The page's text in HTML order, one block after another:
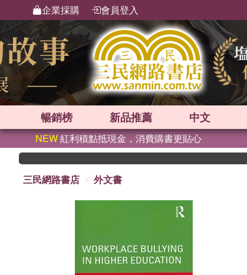
企業採購 會員登入
暢銷榜 新品推薦 中文
NEW紅利積點抵現金，消費購書更貼心
三民網路書店
外文書